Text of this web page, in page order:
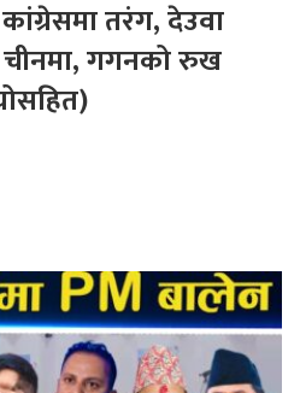
तरंग, देउवा
चीनमा, गगनको रुख